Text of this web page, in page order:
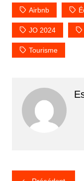
Airbnb
JO 2024
Tourisme
Navigation